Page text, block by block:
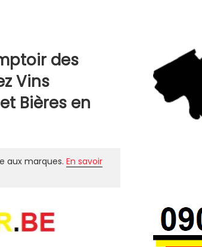
des
Vins
Bières en
aux marques. En savoir